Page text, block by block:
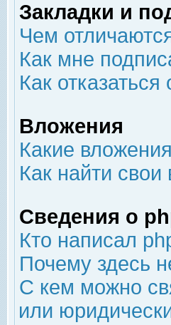
Закладки и
Чем
Как мне
Как отказаться
Вложения
Какие
Как найти
Сведения о
Кто написал
Почему здесь
С кем можно
или